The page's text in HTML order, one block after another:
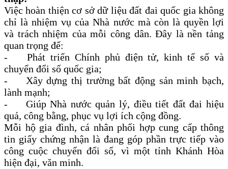
Việc hoàn thiện cơ sở dữ liệu đất đai quốc gia không
chỉ là nhiệm vụ của Nhà nước mà còn là quyền lợi
và trách nhiệm của mỗi công dân. Đây là nền tảng
quan trọng để:
-
Phát triển Chính phủ điện tử, kinh tế số và
chuyển đổi số quốc gia;
-
Xây dựng thị trường bất động sản minh bạch,
lành mạnh;
-
Giúp Nhà nước quản lý, điều tiết đất đai hiệu
quả, công bằng, phục vụ lợi ích cộng đồng.
Mỗi hộ gia đình, cá nhân phối hợp cung cấp thông
tin giấy chứng nhận là đang góp phần trực tiếp vào
công cuộc chuyển đổi số, vì một tỉnh Khánh Hòa
hiện đại, văn minh.